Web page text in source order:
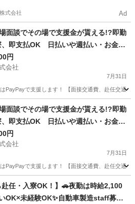
式会社 Ad
面談でその場で支援金が貰える!?即勤
、即支払OK 日払いや週払い・お金住
てる方必見の案件です！簡単な電子
加工のお仕事♪
円
会社
7月31日
PayPayで支援します！ 【面接交通費、赴任交通
業務
面談でその場で支援金が貰える!?即勤
、即支払OK 日払いや週払い・お金住
てる方必見の案件です！簡単な電子
加工のお仕事♪
円
会社
7月31日
PayPayで支援します！ 【面接交通費、赴任交通
業務
赴任・入寮OK！】🚗夜勤は時給2,100
OK×未経験OK✨自動車製造staff募